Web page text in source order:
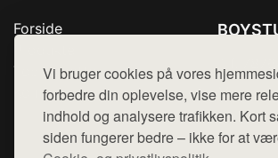
Vi bruger cookies på vores
forbedre din oplevelse, vise mere
indhold og analysere trafikken. Kort
siden fungerer bedre – ikke for at
Forside
Top Rabatter
Kontakt
Mail:
Cookie-